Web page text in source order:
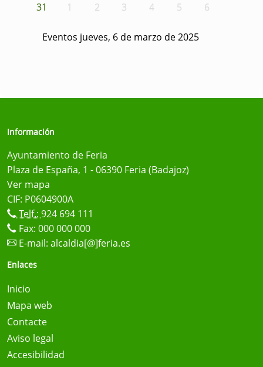
31
1 2 3 4 5 6
Eventos jueves, 6 de marzo de 2025
Información
Ayuntamiento de Feria
Plaza de España, 1 - 06390 Feria (Badajoz)
Ver mapa
CIF: P0604900A
Telf.: 924 694 111
Fax: 000 000 000
E-mail: alcaldia[@]feria.es
Enlaces
Inicio
Mapa web
Contacte
Aviso legal
Accesibilidad